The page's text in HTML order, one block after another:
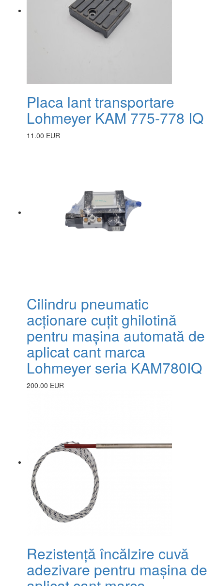
Placa lant transportare
Lohmeyer KAM 775-778 IQ
11.00 EUR
Cilindru pneumatic
acționare cuțit ghilotină
pentru mașina automată de
aplicat cant marca
Lohmeyer seria KAM780IQ
200.00 EUR
Rezistență încălzire cuvă
adezivare pentru mașina de